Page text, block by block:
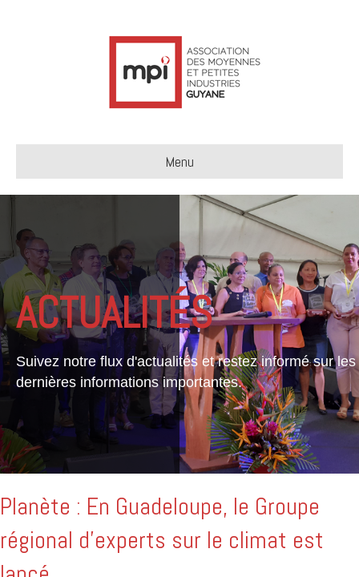
Menu
ACTUALITÉS
Suivez notre flux d'actualités et restez informé sur les
dernières informations importantes.
Planète : En Guadeloupe, le Groupe
régional d’experts sur le climat est